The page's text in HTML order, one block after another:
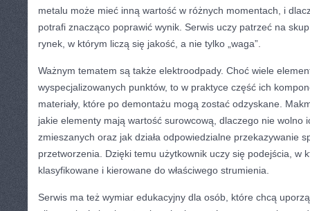
metalu może mieć inną wartość w różnych momentach, i
potrafi znacząco poprawić wynik. Serwis uczy patrzeć na
rynek, w którym liczą się jakość, a nie tylko „waga”.
Ważnym tematem są także elektroodpady. Choć wiele
wyspecjalizowanych punktów, to w praktyce część ich
materiały, które po demontażu mogą zostać odzyskane.
jakie elementy mają wartość surowcową, dlaczego nie wolno
zmieszanych oraz jak działa odpowiedzialne przekazywanie
przetworzenia. Dzięki temu użytkownik uczy się podejścia, w
klasyfikowane i kierowane do właściwego strumienia.
Serwis ma też wymiar edukacyjny dla osób, które chcą